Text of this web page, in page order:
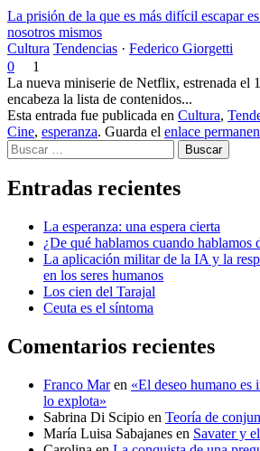
La prisión de la que es más difícil escapar
nosotros mismos
Cultura Tendencias · Federico Giorgetti
0
1
La nueva miniserie de Netflix, estrenada el
encabeza la lista de contenidos...
Esta entrada fue publicada en Cultura,
Cine, esperanza. Guarda el enlace
Buscar
Entradas recientes
La esperanza: una espera cierta
¿De qué hablamos cuando hablamos
La aplicación militar de la IA y la
en los seres humanos
Los cien del Tarajal
Ceuta es el síntoma
Comentarios recientes
Franco Maren «El deseo humano es
lo explota»
Sabrina Di Scipio en Teoría de
María Luisa Sabajanes en Savater y